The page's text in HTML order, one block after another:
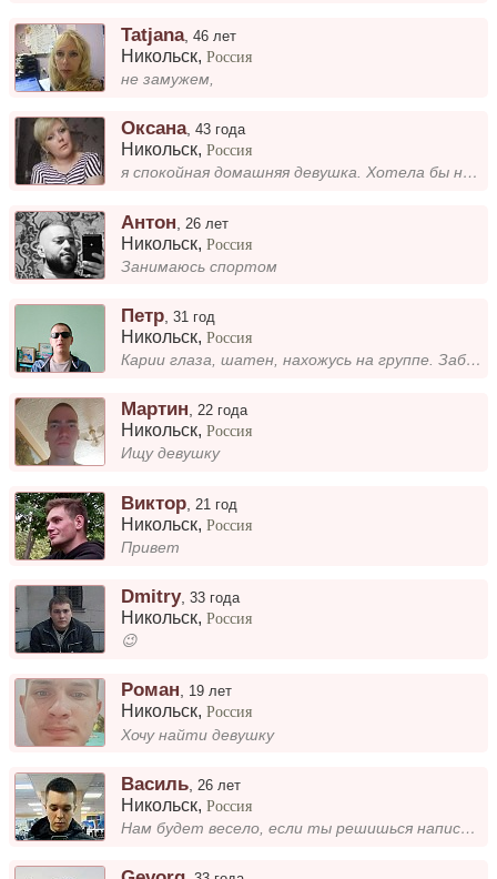
Tatjana,46 лет
Никольск,Россия
не замужем,
Оксана,43 года
Никольск,Россия
я спокойная домашняя девушка. Хотела бы найти опору в жизни и настоящие чувства
Антон 26 лет
Никольск,Россия
Занимаюсь спортом
Петр ,31 год
Никольск,Россия
Карии глаза, шатен, нахожусь на группе. Заботливый, нежный и добрый.
Мартин,22 года
Никольск,Россия
Ищу девушку
Виктор 21 год
Никольск,Россия
Привет
Dmitry,33 года
Никольск,Россия
😉
Роман, 19 лет
Никольск,Россия
Хочу найти девушку
Василь 26 лет
Никольск,Россия
Нам будет весело, если ты решишься написать